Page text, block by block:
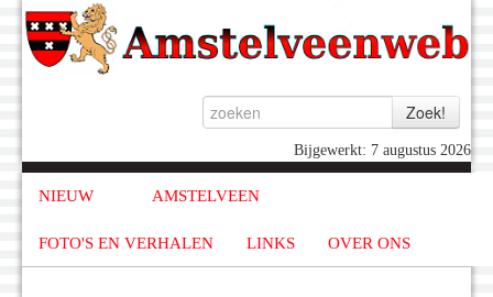
Bijgewerkt: 7 augustus 2026
NIEUW AMSTELVEEN
FOTO'S EN VERHALEN LINKS OVER ONS